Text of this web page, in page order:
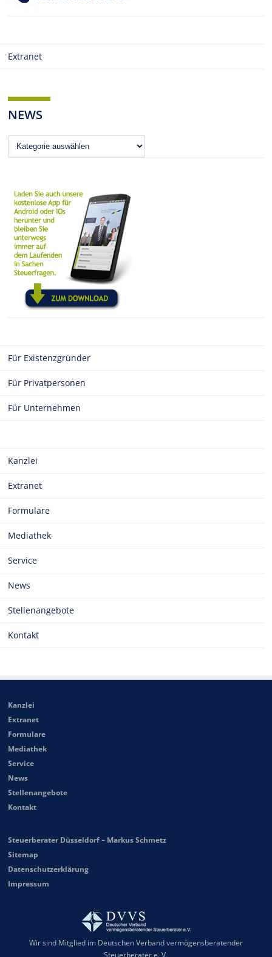
Extranet
NEWS
News
Für Existenzgründer
Für Privatpersonen
Für Unternehmen
Kanzlei
Extranet
Formulare
Mediathek
Service
News
Stellenangebote
Kontakt
Kanzlei
Extranet
Formulare
Mediathek
Service
News
Stellenangebote
Kontakt
Steuerberater Düsseldorf – Markus Schmetz
Sitemap
Datenschutzerklärung
Impressum
Wir sind Mitglied im Deutschen Verband vermögensberatender
Steuerberater e. V.